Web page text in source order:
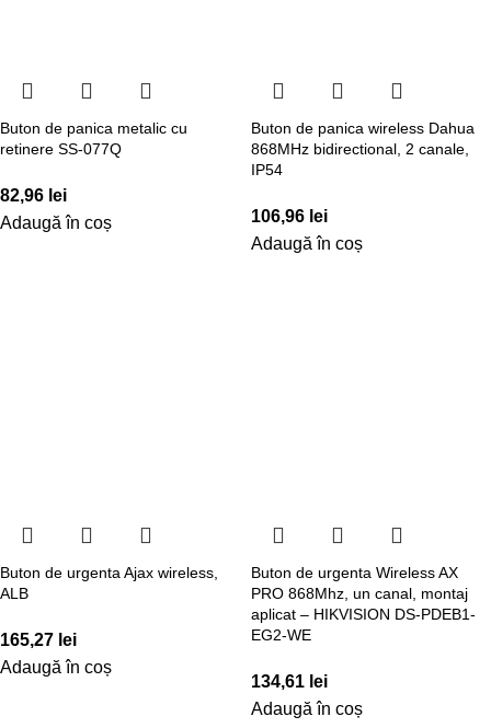
Buton de panica metalic cu
retinere SS-077Q
82,96 lei
Adaugă în coș
Buton de panica wireless Dahua
868MHz bidirectional, 2 canale,
IP54
106,96 lei
Adaugă în coș
Buton de urgenta Ajax wireless,
ALB
165,27 lei
Adaugă în coș
Buton de urgenta Wireless AX
PRO 868Mhz, un canal, montaj
aplicat – HIKVISION DS-PDEB1-
EG2-WE
134,61 lei
Adaugă în coș